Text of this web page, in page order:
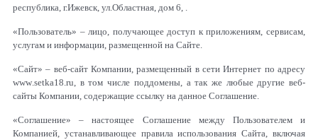
республика, г.Ижевск, ул.Областная, дом 6, .
«Пользователь» – лицо, получающее доступ к приложениям, сервисам,
услугам и информации, размещенной на Сайте.
«Сайт» – веб-сайт Компании, размещенный в сети Интернет по адресу
www setka18. ru , в том числе поддомены, а так же любые другие веб-
сайты Компании, содержащие ссылку на данное Соглашение.
«Соглашение» – настоящее Соглашение между Пользователем и
Компанией, устанавливающее правила использования Сайта, включая